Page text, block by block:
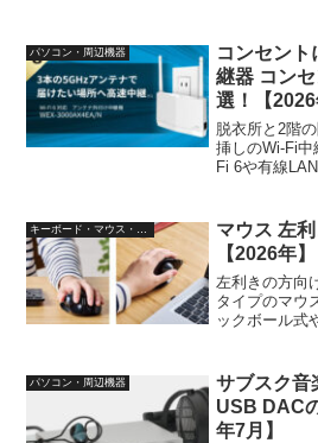
パソコン・周辺機器
コンセント
継器 コン
選！【2026
脱衣所と2階
挿しのWi-Fi
Fi 6や有線
キーボード・マウス・入力機器
マウス 左
【2026年】
左利きの方向
タイプのマウ
ックボール式
パソコン・周辺機器
サブスク音
USB DAC
年7月】